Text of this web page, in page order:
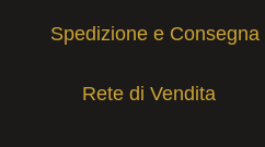
Spedizione e Consegna
Rete di Vendita